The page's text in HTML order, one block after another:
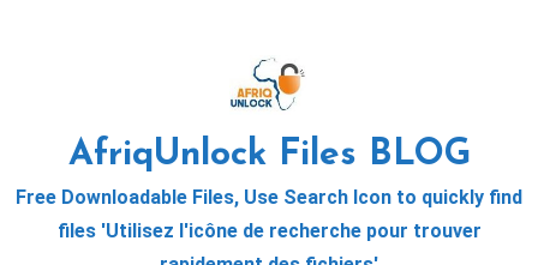
AfriqUnlock Files BLOG
Free Downloadable Files, Use Search Icon to quickly find
files 'Utilisez l'icône de recherche pour trouver